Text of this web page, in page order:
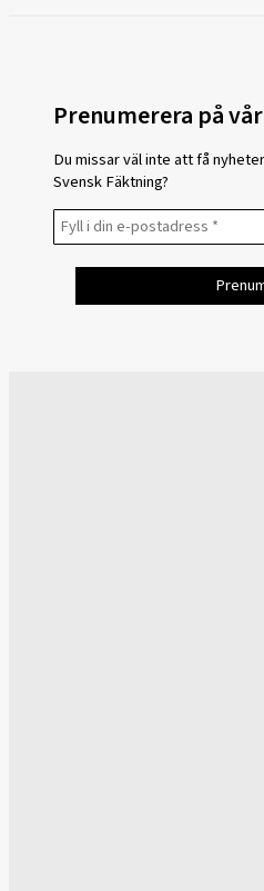
Prenumerera på
Du missar väl inte att få
Svensk Fäktning?